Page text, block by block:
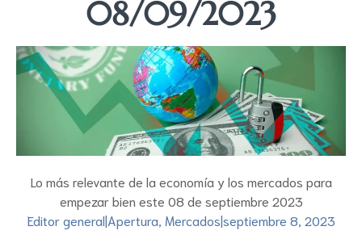
08/09/2023
Lo más relevante de la economía y los mercados para
empezar bien este 08 de septiembre 2023
Editor general|Apertura, Mercados|septiembre 8, 2023